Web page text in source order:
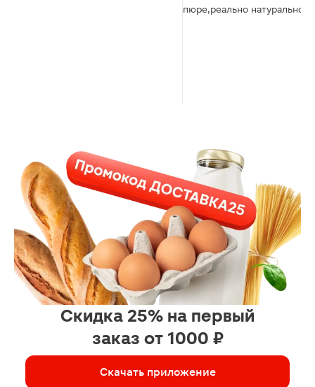
пюре,реально
Скидка 25% на первый
заказ от 1000 ₽
Скачать приложение